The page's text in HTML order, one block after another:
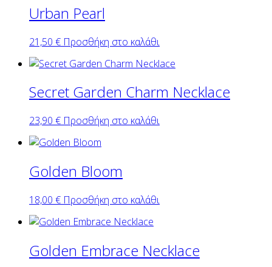
Urban Pearl
21,50 € Προσθήκη στο καλάθι
Secret Garden Charm Necklace
23,90 € Προσθήκη στο καλάθι
Golden Bloom
18,00 € Προσθήκη στο καλάθι
Golden Embrace Necklace